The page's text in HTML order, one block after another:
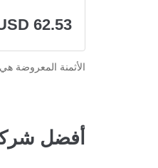
62.53
الأثمنة المعروضة
أفضل